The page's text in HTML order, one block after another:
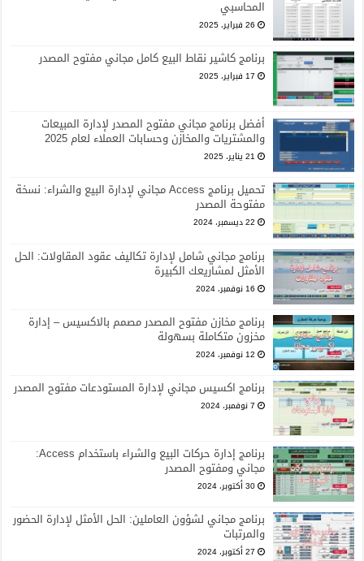
المحاسبي
26 فبراير، 2025
برنامج كاشير نقاط البيع كامل مجاني مفتوح المصدر
17 فبراير، 2025
أفضل برنامج مجاني مفتوح المصدر لإدارة المبيعات
والمشتريات والمخازن وحسابات العملاء لعام 2025
21 يناير، 2025
تحميل برنامج Access مجاني لإدارة البيع والشراء: نسخة
مفتوحة المصدر
22 ديسمبر، 2024
برنامج مجاني شامل لإدارة تكاليف عقود المقاولات: الحل
الأمثل لمشاريعك الكبيرة
16 نوفمبر، 2024
برنامج مخازن مفتوح المصدر مصمم بالاكسيس – إدارة
مخزون متكاملة بسهولة
12 نوفمبر، 2024
برنامج اكسيس مجاني لإدارة المستودعات مفتوح المصدر
7 نوفمبر، 2024
برنامج إدارة حركات البيع والشراء باستخدام Access:
مجاني ومفتوح المصدر
30 أكتوبر، 2024
برنامج مجاني لشؤون العاملين: الحل الأمثل لإدارة الحضور
والمرتبات
27 أكتوبر، 2024